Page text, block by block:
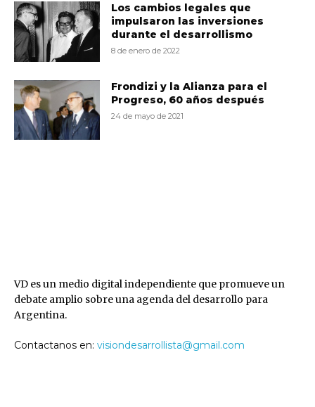
Los cambios legales que
impulsaron las inversiones
durante el desarrollismo
8 de enero de 2022
Frondizi y la Alianza para el
Progreso, 60 años después
24 de mayo de 2021
VD es un medio digital independiente que promueve un
debate amplio sobre una agenda del desarrollo para
Argentina.
Contactanos en: visiondesarrollista@gmail.com